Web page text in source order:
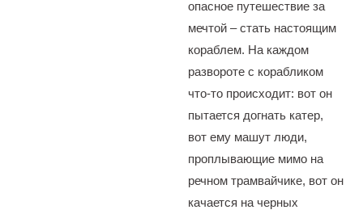
опасное путешествие за
мечтой – стать настоящим
кораблем. На каждом
развороте с корабликом
что-то происходит: вот он
пытается догнать катер,
вот ему машут люди,
проплывающие мимо на
речном трамвайчике, вот он
качается на черных